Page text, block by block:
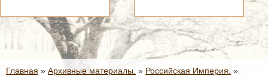
Главная » Архивные материалы. » Российская Империя. »